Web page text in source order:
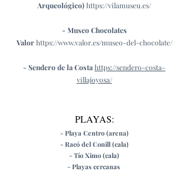
Arqueológico)https://vilamuseu.es/
- Museo Chocolates
Valor https://www.valor.es/museo-del-chocolate/
- Sendero de la Costahttps://sendero-costa-
villajoyosa/
PLAYAS:
- Playa Centro (arena)
- Racó del Conill (cala)
- Tío Ximo (cala)
- Playas cercanas